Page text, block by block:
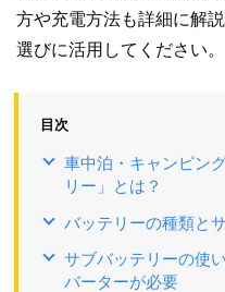
方や充電方法も詳細に解
選びに活用してください。
目次
車中泊・キャンピン
リー」とは？
バッテリーの種類と
サブバッテリーの使
バーターが必要